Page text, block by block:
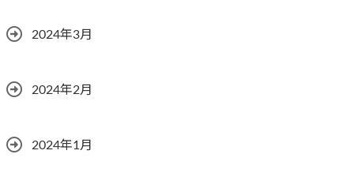
2024年3月
2024年2月
2024年1月